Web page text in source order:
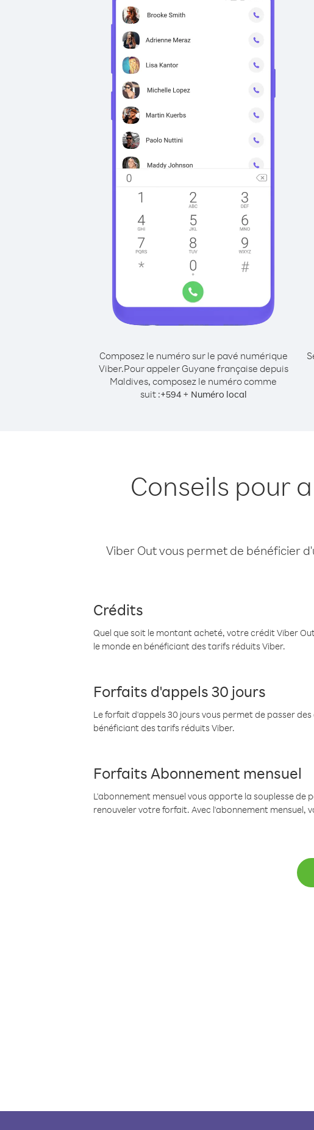
Composez le numéro sur le pavé numérique
Viber.Pour appeler Guyane française depuis
Maldives, composez le numéro comme
suit :+594+ Numéro local
Conseils pour
Viber Out vous permet de bénéficier
Crédits
Quel que soit le montant acheté, votre crédit Viber
le monde en bénéficiant des tarifs réduits Viber.
Forfaits d'appels 30 jours
Le forfait d'appels 30 jours vous permet de passer
bénéficiant des tarifs réduits Viber.
Forfaits Abonnement mensuel
L'abonnement mensuel vous apporte la souplesse
renouveler votre forfait. Avec l'abonnement mensuel,